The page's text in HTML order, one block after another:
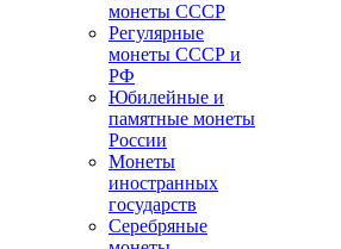
монеты СССР
Регулярные
монеты СССР и
РФ
Юбилейные и
памятные монеты
России
Монеты
иностранных
государств
Серебряные